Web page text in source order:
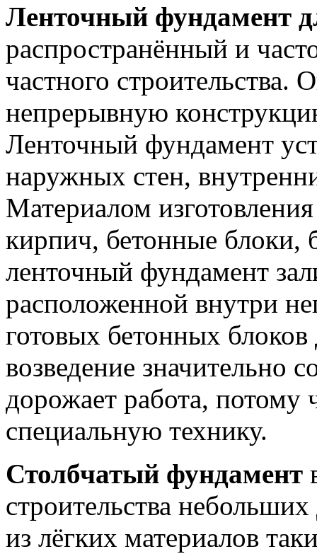
Ленточный фундамент
распространённый и
частного строительства.
непрерывную
Ленточный фундамент
наружных стен,
Материалом
кирпич, бетонные блоки,
ленточный фундамент
расположенной внутри
готовых бетонных
возведение значительно
дорожает работа,
специальную технику.
Столбчатый фундамент
строительства
из лёгких материалов